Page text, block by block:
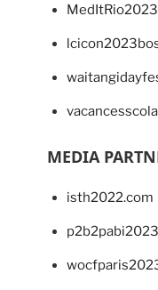
MEDIA
isth2022.com